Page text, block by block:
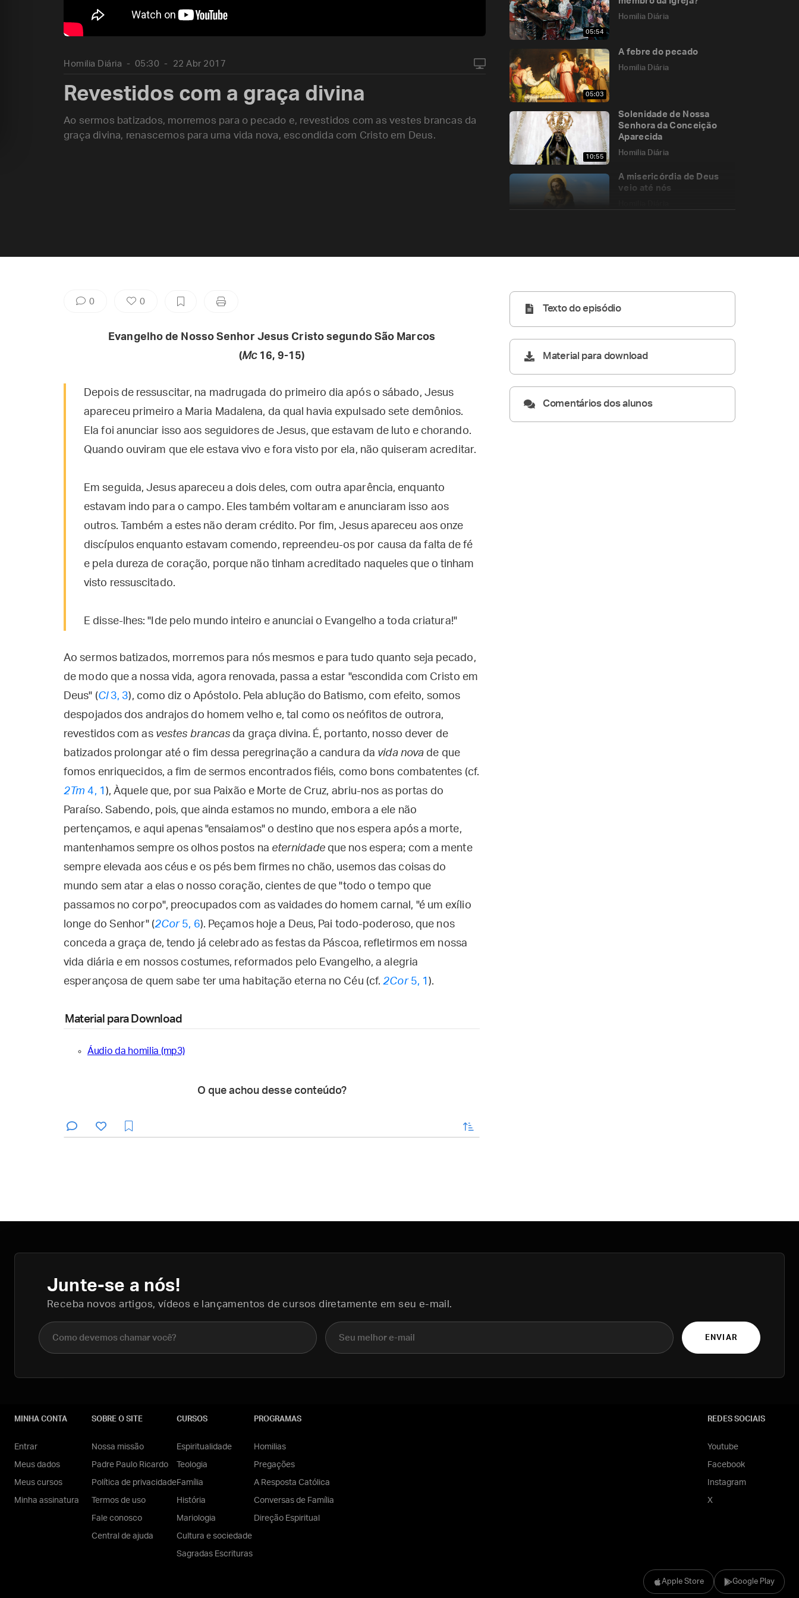
05:54
Homilia Diária
05:03
A febre do pecado
Homilia Diária
10:55
Solenidade de Nossa
Senhora da Conceição
Aparecida
Homilia Diária
A misericórdia de Deus
veio até nós
Homilia Diária 05:30 22 Abr 2017
Revestidos com a graça divina
Ao sermos batizados, morremos para o pecado e, revestidos com as vestes brancas da
graça divina, renascemos para uma vida nova, escondida com Cristo em Deus.
0 0
Evangelho de Nosso Senhor Jesus Cristo segundo São Marcos
(Mc16, 9-15)
Depois de ressuscitar, na madrugada do primeiro dia após o sábado, Jesus
apareceu primeiro a Maria Madalena, da qual havia expulsado sete demônios.
Ela foi anunciar isso aos seguidores de Jesus, que estavam de luto e chorando.
Quando ouviram que ele estava vivo e fora visto por ela, não quiseram acreditar.
Em seguida, Jesus apareceu a dois deles, com outra aparência, enquanto
estavam indo para o campo. Eles também voltaram e anunciaram isso aos
outros. Também a estes não deram crédito. Por fim, Jesus apareceu aos onze
discípulos enquanto estavam comendo, repreendeu-os por causa da falta de fé
e pela dureza de coração, porque não tinham acreditado naqueles que o tinham
visto ressuscitado.
E disse-lhes: "Ide pelo mundo inteiro e anunciai o Evangelho a toda criatura!"
Ao sermos batizados, morremos para nós mesmos e para tudo quanto seja pecado,
de modo que a nossa vida, agora renovada, passa a estar "escondida com Cristo em
Deus" (Cl3, 3), como diz o Apóstolo. Pela ablução do Batismo, com efeito, somos
despojados dos andrajos do homem velho e, tal como os neófitos de outrora,
revestidos com as vestes brancas da graça divina. É, portanto, nosso dever de
batizados prolongar até o fim dessa peregrinação a candura da vida nova de que
fomos enriquecidos, a fim de sermos encontrados fiéis, como bons combatentes (cf.
2Tm 4, 1 ), Àquele que, por sua Paixão e Morte de Cruz, abriu-nos as portas do
Paraíso. Sabendo, pois, que ainda estamos no mundo, embora a ele não
pertençamos, e aqui apenas "ensaiamos" o destino que nos espera após a morte,
mantenhamos sempre os olhos postos na eternidadeque nos espera; com a mente
sempre elevada aos céus e os pés bem firmes no chão, usemos das coisas do
mundo sem atar a elas o nosso coração, cientes de que "todo o tempo que
passamos no corpo", preocupados com as vaidades do homem carnal, "é um exílio
longe do Senhor" (2Cor5, 6). Peçamos hoje a Deus, Pai todo-poderoso, que nos
conceda a graça de, tendo já celebrado as festas da Páscoa, refletirmos em nossa
vida diária e em nossos costumes, reformados pelo Evangelho, a alegria
esperançosa de quem sabe ter uma habitação eterna no Céu (cf.2Cor5, 1 ).
Material para Download
Áudio da homilia (mp3)
O que achou desse conteúdo?
enviar
Texto do episódio
Material para download
Comentários dos alunos
Junte-se a nós!
Receba novos artigos, vídeos e lançamentos de cursos diretamente em seu e-mail.
Nome completo E-mail
ENVIAR
Apple Store Google Play
MINHA CONTA
Entrar
Meus dados
Meus cursos
Minha assinatura
SOBRE O SITE
Nossa missão
Padre Paulo Ricardo
Política de privacidade
Termos de uso
Fale conosco
Central de ajuda
CURSOS
Espiritualidade
Teologia
Família
História
Mariologia
Cultura e sociedade
Sagradas Escrituras
PROGRAMAS
Homilias
Pregações
A Resposta Católica
Conversas de Família
Direção Espiritual
REDES SOCIAIS
Youtube
Facebook
Instagram
X